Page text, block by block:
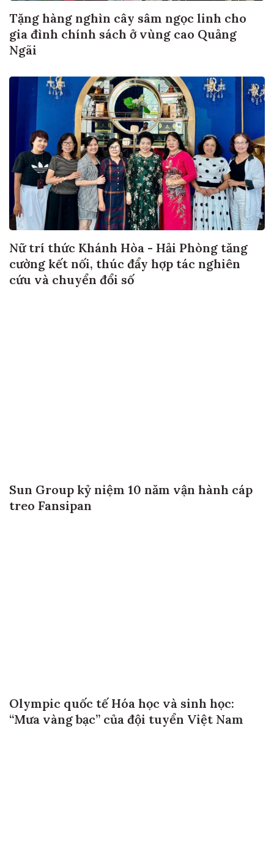
Tặng hàng nghìn cây sâm ngọc linh cho
gia đình chính sách ở vùng cao Quảng
Ngãi
Nữ trí thức Khánh Hòa - Hải Phòng tăng
cường kết nối, thúc đẩy hợp tác nghiên
cứu và chuyển đổi số
Sun Group kỷ niệm 10 năm vận hành cáp
treo Fansipan
Olympic quốc tế Hóa học và sinh học:
“Mưa vàng bạc” của đội tuyển Việt Nam